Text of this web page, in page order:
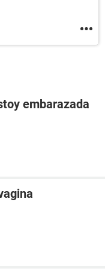
embarazada